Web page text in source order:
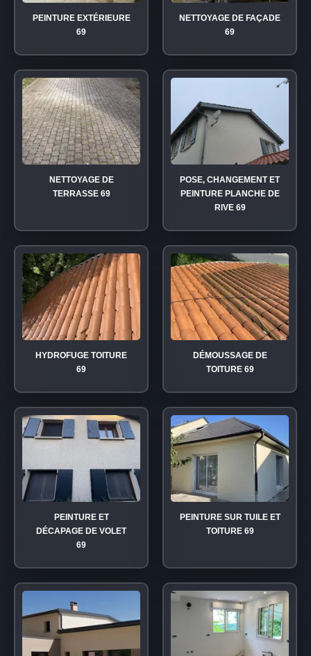
PEINTURE EXTÉRIEURE
69
NETTOYAGE DE FAÇADE
69
NETTOYAGE DE
TERRASSE 69
POSE, CHANGEMENT ET
PEINTURE PLANCHE DE
RIVE 69
HYDROFUGE TOITURE
69
DÉMOUSSAGE DE
TOITURE 69
PEINTURE ET
DÉCAPAGE DE VOLET
69
PEINTURE SUR TUILE ET
TOITURE 69